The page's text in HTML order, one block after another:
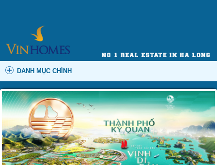
DANH MỤC CHÍNH